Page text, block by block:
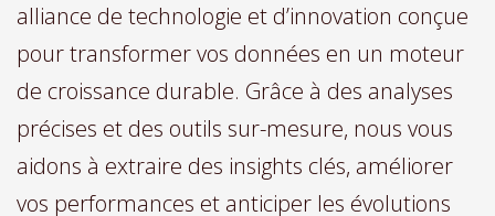
alliance de technologie et d’innovation conçue
pour transformer vos données en un moteur
de croissance durable. Grâce à des analyses
précises et des outils sur-mesure, nous vous
aidons à extraire des insights clés, améliorer
vos performances et anticiper les évolutions